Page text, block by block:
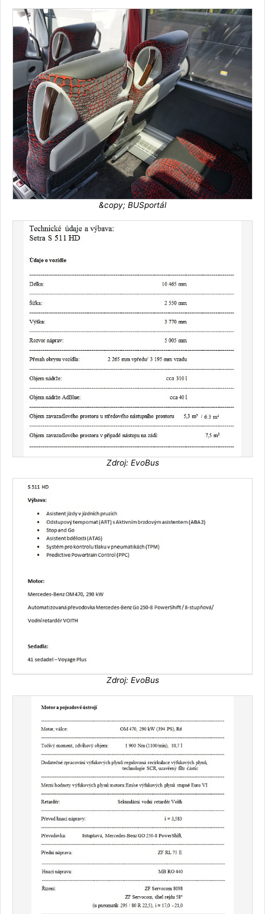
&copy; BUSportál
Zdroj: EvoBus
Zdroj: EvoBus